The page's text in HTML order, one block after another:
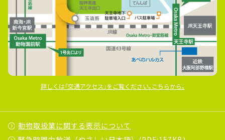
詳しくは｢交通アクセス｣をご覧ください｡こちらから｡
動物取扱業に関する表示について